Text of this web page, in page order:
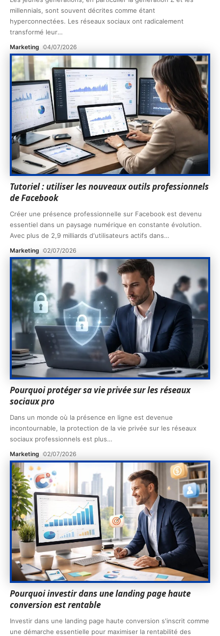
millennials, sont souvent décrites comme étant
hyperconnectées. Les réseaux sociaux ont radicalement
transformé leur…
Marketing 04/07/2026
Tutoriel : utiliser les nouveaux outils professionnels
de Facebook
Créer une présence professionnelle sur Facebook est devenu
essentiel dans un paysage numérique en constante évolution.
Avec plus de 2,9 milliards d'utilisateurs actifs dans…
Marketing 02/07/2026
Pourquoi protéger sa vie privée sur les réseaux
sociaux pro
Dans un monde où la présence en ligne est devenue
incontournable, la protection de la vie privée sur les réseaux
sociaux professionnels est plus…
Marketing 02/07/2026
Pourquoi investir dans une landing page haute
conversion est rentable
Investir dans une landing page haute conversion s'inscrit comme
une démarche essentielle pour maximiser la rentabilité des